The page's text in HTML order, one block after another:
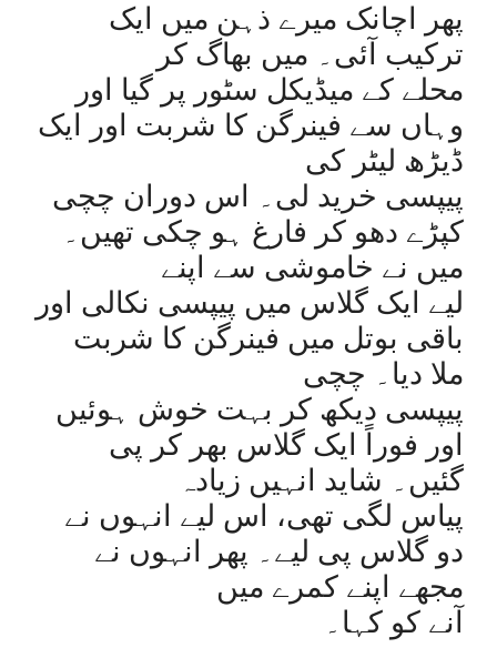
پھر اچانک میرے ذہن میں ایک
ترکیب آئی۔ میں بھاگ کر
محلے کے میڈیکل سٹور پر گیا اور
وہاں سے فینرگن کا شربت اور ایک
ڈیڑھ لیٹر کی
پیپسی خرید لی۔ اس دوران چچی
کپڑے دھو کر فارغ ہو چکی تھیں۔
میں نے خاموشی سے اپنے
لیے ایک گلاس میں پیپسی نکالی اور
باقی بوتل میں فینرگن کا شربت
ملا دیا۔ چچی
پیپسی دیکھ کر بہت خوش ہوئیں
اور فوراً ایک گلاس بھر کر پی
گئیں۔ شاید انہیں زیادہ
پیاس لگی تھی، اس لیے انہوں نے
دو گلاس پی لیے۔ پھر انہوں نے
مجھے اپنے کمرے میں
آنے کو کہا۔